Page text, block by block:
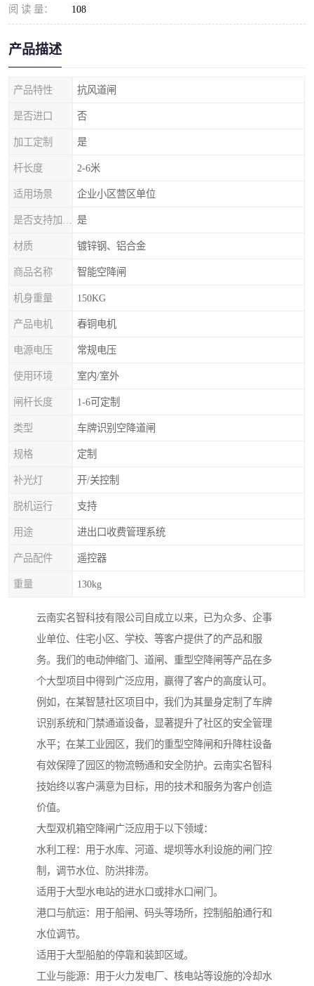
阅 读 量： 108
产品描述
产品特性 抗风道闸
是否进口 否
加工定制 是
杆长度 2-6米
适用场景 企业小区营区单位
是
材质 镀锌钢、铝合金
商品名称 智能空降闸
机身重量 150KG
产品电机 春铜电机
电源电压 常规电压
使用环境 室内/室外
闸杆长度 1-6可定制
类型 车牌识别空降道闸
规格 定制
补光灯 开/关控制
脱机运行 支持
用途 进出口收费管理系统
产品配件 遥控器
重量 130kg
云南实名智科技有限公司自成立以来，已为众多、企事
业单位、住宅小区、学校、等客户提供了的产品和服
务。我们的电动伸缩门、道闸、重型空降闸等产品在多
个大型项目中得到广泛应用，赢得了客户的高度认可。
例如，在某智慧社区项目中，我们为其量身定制了车牌
识别系统和门禁通道设备，显著提升了社区的安全管理
水平；在某工业园区，我们的重型空降闸和升降柱设备
有效保障了园区的物流畅通和安全防护。云南实名智科
技始终以客户满意为目标，用的技术和服务为客户创造
价值。
大型双机箱空降闸广泛应用于以下领域：
水利工程：用于水库、河道、堤坝等水利设施的闸门控
制，调节水位、防洪排涝。
适用于大型水电站的进水口或排水口闸门。
港口与航运：用于船闸、码头等场所，控制船舶通行和
水位调节。
适用于大型船舶的停靠和装卸区域。
工业与能源：用于火力发电厂、核电站等设施的冷却水